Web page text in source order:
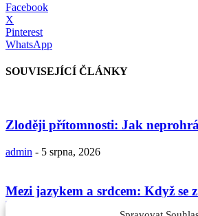
Facebook
X
Pinterest
WhatsApp
SOUVISEJÍCÍ ČLÁNKY
Zloději přítomnosti: Jak
admin - 5 srpna, 2026
Mezi jazykem a srdcem: Když se
Boha stává jen...